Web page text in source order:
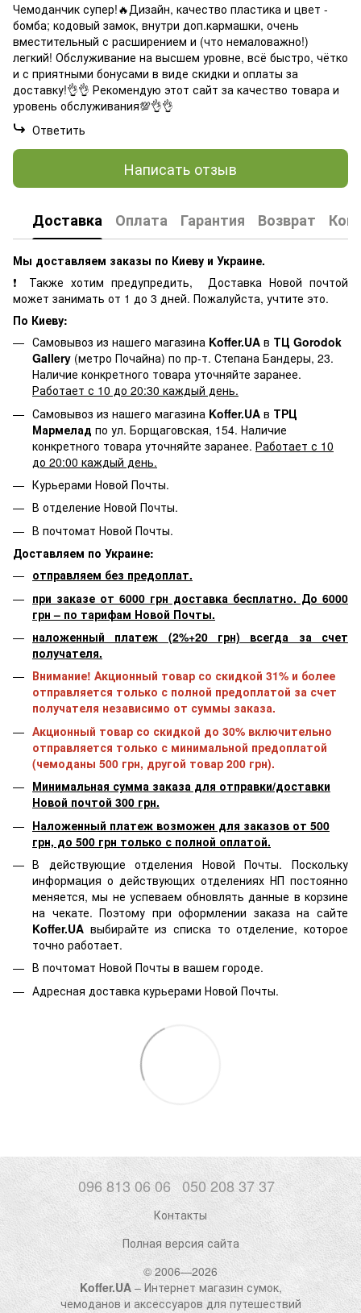
Чемоданчик супер!🔥Дизайн, качество пластика и цвет -
бомба; кодовый замок, внутри доп.кармашки, очень
вместительный с расширением и (что немаловажно!)
легкий! Обслуживание на высшем уровне, всё быстро, чётко
и с приятными бонусами в виде скидки и оплаты за
доставку!👌👌 Рекомендую этот сайт за качество товара и
уровень обслуживания💯👌👌
Ответить
Написать отзыв
Доставка Оплата Гарантия Возврат
Мы доставляем заказы по Киеву и Украине.
❗ Также хотим предупредить, Доставка Новой почтой
может занимать от 1 до 3 дней. Пожалуйста, учтите это.
По Киеву:
Самовывоз из нашего магазина Koffer.UA в ТЦ Gorodok
Gallery (метро Почайна) по пр-т. Степана Бандеры, 23.
Наличие конкретного товара уточняйте заранее.
Работает с 10 до 20:30 каждый день.
Самовывоз из нашего магазина Koffer.UA в ТРЦ
Мармелад по ул. Борщаговская, 154. Наличие
конкретного товара уточняйте заранее. Работает с 10
до 20:00 каждый день.
Курьерами Новой Почты.
В отделение Новой Почты.
В почтомат Новой Почты.
Доставляем по Украине:
отправляем без предоплат.
при заказе от 6000 грн доставка бесплатно. До 6000
грн – по тарифам Новой Почты.
наложенный платеж (2%+20 грн) всегда за счет
получателя.
Внимание! Акционный товар со скидкой 31% и более
отправляется только с полной предоплатой за счет
получателя независимо от суммы заказа.
Акционный товар со скидкой до 30% включительно
отправляется только с минимальной предоплатой
(чемоданы 500 грн, другой товар 200 грн).
Минимальная сумма заказа для отправки/доставки
Новой почтой 300 грн.
Наложенный платеж возможен для заказов от 500
грн, до 500 грн только с полной оплатой.
В действующие отделения Новой Почты. Поскольку
информация о действующих отделениях НП постоянно
меняется, мы не успеваем обновлять данные в корзине
на чекате. Поэтому при оформлении заказа на сайте
Koffer.UA выбирайте из списка то отделение, которое
точно работает.
В почтомат Новой Почты в вашем городе.
Адресная доставка курьерами Новой Почты.
096 813 06 06 050 208 37 37
Контакты
Полная версия сайта
© 2006—2026
Koffer.UA– Интернет магазин сумок,
чемоданов и аксессуаров для путешествий